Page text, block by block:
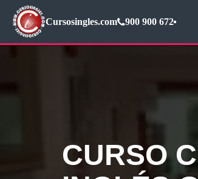
Cursosingles.com 900 900 672
CURSO